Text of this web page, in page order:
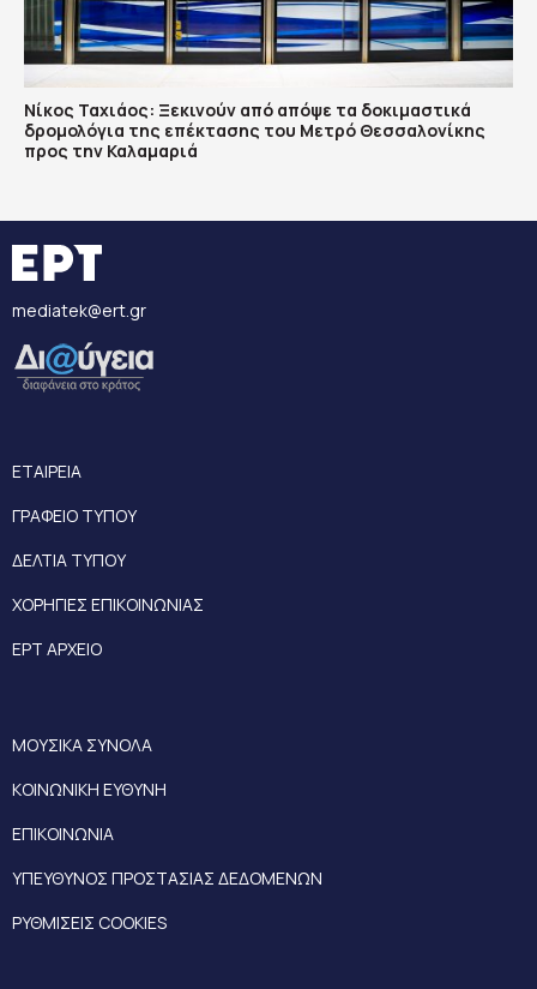
Νίκος Ταχιάος: Ξεκινούν από απόψε τα δοκιμαστικά
δρομολόγια της επέκτασης του Μετρό Θεσσαλονίκης
προς την Καλαμαριά
mediatek@ert.gr
ΕΤΑΙΡΕΙΑ
ΓΡΑΦΕΙΟ ΤΥΠΟΥ
ΔΕΛΤΙΑ ΤΥΠΟΥ
ΧΟΡΗΓΙΕΣ ΕΠΙΚΟΙΝΩΝΙΑΣ
ΕΡΤ ΑΡΧΕΙΟ
ΜΟΥΣΙΚΑ ΣΥΝΟΛΑ
ΚΟΙΝΩΝΙΚΗ ΕΥΘΥΝΗ
ΕΠΙΚΟΙΝΩΝΙΑ
ΥΠΕΥΘΥΝΟΣ ΠΡΟΣΤΑΣΙΑΣ ΔΕΔΟΜΕΝΩΝ
ΡΥΘΜΙΣΕΙΣ COOKIES